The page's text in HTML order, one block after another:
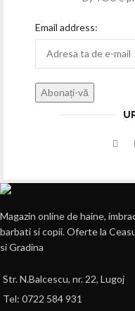
Email address:
Magazin online de haine,
barbati si copii. Oferte la
si Gradina
Str. N.Balcescu, nr. 22, Lugoj
Tel: 0722 584 931